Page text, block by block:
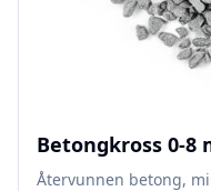
Betongkross 0-8
Återvunnen betong,